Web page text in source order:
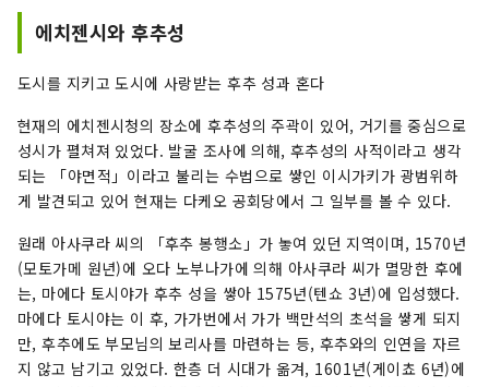
에치젠시와 후추성
도시를 지키고 도시에 사랑받는 후추 성과 혼다
현재의 에치젠시청의 장소에 후추성의 주곽이 있어, 거기를 중심으로
성시가 펼쳐져 있었다. 발굴 조사에 의해, 후추성의 사적이라고 생각
되는 「야면적」이라고 불리는 수법으로 쌓인 이시가키가 광범위하
게 발견되고 있어 현재는 다케오 공회당에서 그 일부를 볼 수 있다.
원래 아사쿠라 씨의 「후추 봉행소」가 놓여 있던 지역이며, 1570년
(모토가메 원년)에 오다 노부나가에 의해 아사쿠라 씨가 멸망한 후에
는, 마에다 토시야가 후추 성을 쌓아 1575년(텐쇼 3년)에 입성했다.
마에다 토시야는 이 후, 가가번에서 가가 백만석의 초석을 쌓게 되지
만, 후추에도 부모님의 보리사를 마련하는 등, 후추와의 인연을 자르
지 않고 남기고 있었다. 한층 더 시대가 옮겨, 1601년(게이쵸 6년)에